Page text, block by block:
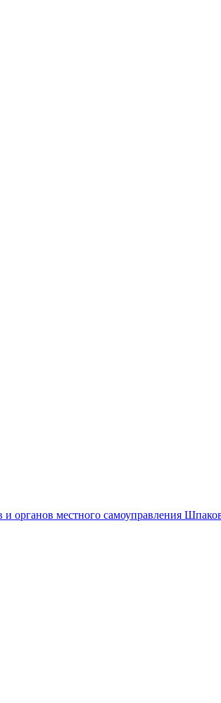
органов местного самоуправления